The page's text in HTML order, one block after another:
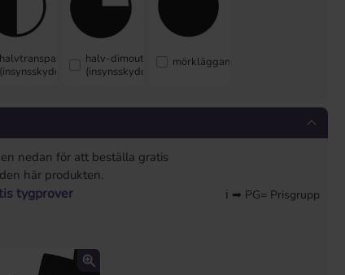
halvtransparent
(insynsskyddande)
halv-dimout
(insynsskyddande)
mörkläggande
nedan för att beställa gratis
här produkten.
tygprover ℹ ➡ PG= Prisgrupp